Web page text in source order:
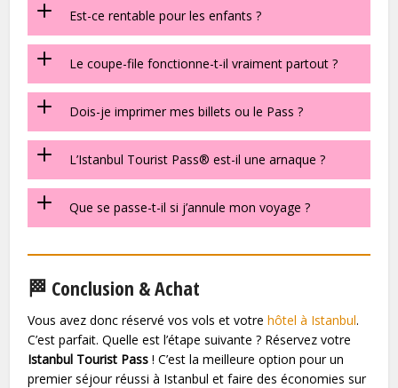
Est-ce rentable pour les enfants ?
Le coupe-file fonctionne-t-il vraiment partout ?
Dois-je imprimer mes billets ou le Pass ?
L’Istanbul Tourist Pass® est-il une arnaque ?
Que se passe-t-il si j’annule mon voyage ?
🏁 Conclusion & Achat
Vous avez donc réservé vos vols et votrehôtel à Istanbul.
C’est parfait. Quelle est l’étape suivante ? Réservez votre
Istanbul Tourist Pass ! C’est la meilleure option pour un
premier séjour réussi à Istanbul et faire des économies sur